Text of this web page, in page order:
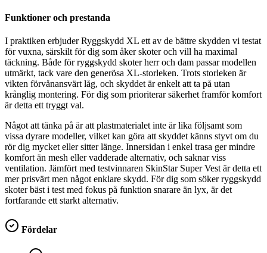
Funktioner och prestanda
I praktiken erbjuder Ryggskydd XL ett av de bättre skydden vi testat
för vuxna, särskilt för dig som åker skoter och vill ha maximal
täckning. Både för ryggskydd skoter herr och dam passar modellen
utmärkt, tack vare den generösa XL-storleken. Trots storleken är
vikten förvånansvärt låg, och skyddet är enkelt att ta på utan
krånglig montering. För dig som prioriterar säkerhet framför komfort
är detta ett tryggt val.
Något att tänka på är att plastmaterialet inte är lika följsamt som
vissa dyrare modeller, vilket kan göra att skyddet känns styvt om du
rör dig mycket eller sitter länge. Innersidan i enkel trasa ger mindre
komfort än mesh eller vadderade alternativ, och saknar viss
ventilation. Jämfört med testvinnaren SkinStar Super Vest är detta ett
mer prisvärt men något enklare skydd. För dig som söker ryggskydd
skoter bäst i test med fokus på funktion snarare än lyx, är det
fortfarande ett starkt alternativ.
Fördelar